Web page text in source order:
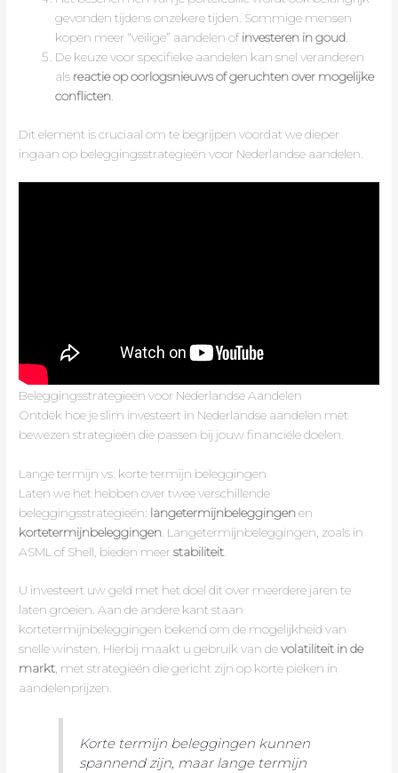
gevonden tijdens onzekere tijden. Sommige mensen
kopen meer “veilige” aandelen of investeren in goud
De keuze voor specifieke aandelen kan snel veranderen
als reactie op oorlogsnieuws of geruchten over mogelijke
conflicten
Dit element is cruciaal om te begrijpen voordat we dieper
ingaan op beleggingsstrategieën voor Nederlandse aandelen.
Beleggingsstrategieën voor Nederlandse Aandelen
Ontdek hoe je slim investeert in Nederlandse aandelen met
bewezen strategieën die passen bij jouw financiële doelen.
Lange termijn vs. korte termijn beleggingen
Laten we het hebben over twee verschillende
beleggingsstrategieën: langetermijnbeleggingenen
kortetermijnbeleggingen . Langetermijnbeleggingen, zoals in
ASML of Shell, bieden meerstabiliteit
U investeert uw geld met het doel dit over meerdere jaren te
laten groeien. Aan de andere kant staan
kortetermijnbeleggingen bekend om de mogelijkheid van
snelle winsten. Hierbij maakt u gebruik van devolatiliteit in de
markt, met strategieën die gericht zijn op korte pieken in
aandelenprijzen.
Korte termijn beleggingen kunnen
spannend zijn, maar lange termijn